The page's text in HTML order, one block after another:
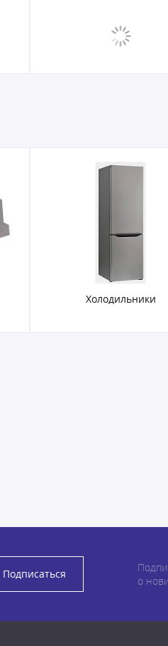
Холодильники
Подписаться
о